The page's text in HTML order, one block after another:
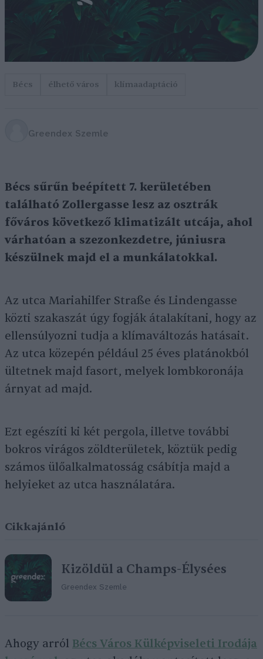
Bécs élhető város klímaadaptáció
Greendex Szemle
Bécs sűrűn beépített 7. kerületében
található Zollergasse lesz az osztrák
főváros következő klimatizált utcája, ahol
várhatóan a szezonkezdetre, júniusra
készülnek majd el a munkálatokkal.
Az utca Mariahilfer Straße és Lindengasse
közti szakaszát úgy fogják átalakítani, hogy az
ellensúlyozni tudja a klímaváltozás hatásait.
Az utca közepén például 25 éves platánokból
ültetnek majd fasort, melyek lombkoronája
árnyat ad majd.
Ezt egészíti ki két pergola, illetve további
bokros virágos zöldterületek, köztük pedig
számos ülőalkalmatosság csábítja majd a
helyieket az utca használatára.
Cikkajánló
Kizöldül a Champs-Élysées
Greendex Szemle
Ahogy arról Bécs Város Külképviseleti Irodája